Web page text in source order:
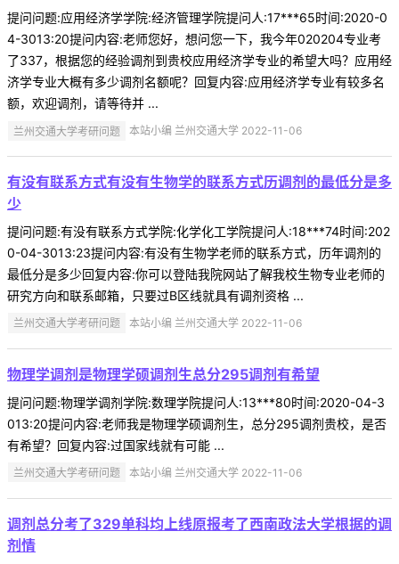
提问问题:应用经济学学院:经济管理学院提问人:17***65时间:2020-0
4-3013:20提问内容:老师您好，想问您一下，我今年020204专业考
了337，根据您的经验调剂到贵校应用经济学专业的希望大吗？应用经
济学专业大概有多少调剂名额呢？回复内容:应用经济学专业有较多名
额，欢迎调剂，请等待并 ...
兰州交通大学考研问题 本站小编 兰州交通大学 2022-11-06
有没有联系方式有没有生物学的联系方式历调剂的最低分是多
少
提问问题:有没有联系方式学院:化学化工学院提问人:18***74时间:202
0-04-3013:23提问内容:有没有生物学老师的联系方式，历年调剂的
最低分是多少回复内容:你可以登陆我院网站了解我校生物专业老师的
研究方向和联系邮箱，只要过B区线就具有调剂资格 ...
兰州交通大学考研问题 本站小编 兰州交通大学 2022-11-06
物理学调剂是物理学硕调剂生总分295调剂有希望
提问问题:物理学调剂学院:数理学院提问人:13***80时间:2020-04-3
013:20提问内容:老师我是物理学硕调剂生，总分295调剂贵校，是否
有希望？回复内容:过国家线就有可能 ...
兰州交通大学考研问题 本站小编 兰州交通大学 2022-11-06
调剂总分考了329单科均上线原报考了西南政法大学根据的调
剂情